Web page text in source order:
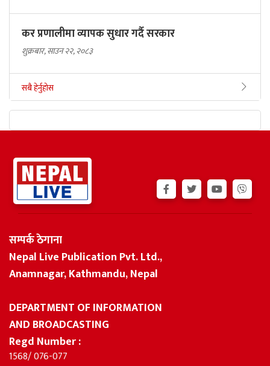
कर प्रणालीमा व्यापक सुधार गर्दै सरकार
शुक्रबार, साउन २२, २०८३
सबै हेर्नुहोस
सम्पर्क ठेगाना
Nepal Live Publication Pvt. Ltd.,
Anamnagar, Kathmandu, Nepal
DEPARTMENT OF INFORMATION
AND BROADCASTING
Regd Number :
1568/ 076-077